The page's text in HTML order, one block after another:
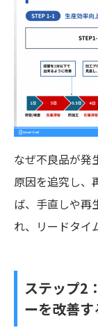
なぜ不良品が発
原因を追究し、
ば、手直しや再
れ、リードタイ
ステップ2
ーを改善す